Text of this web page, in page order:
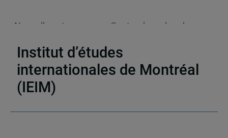
Nouvelles et annonces
Centre de recherche en
Institut d’études
internationales de Montréal
(IEIM)